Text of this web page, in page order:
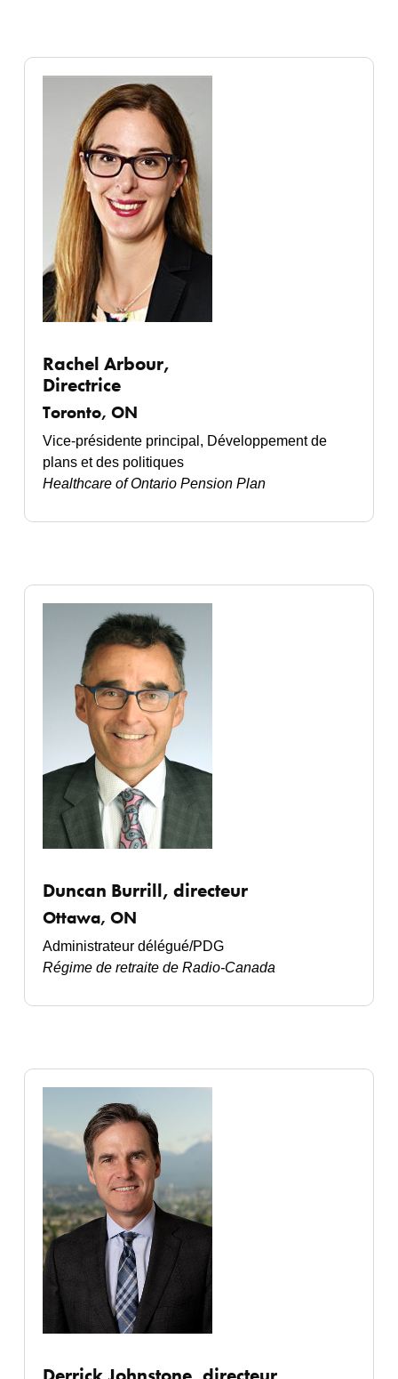
Rachel Arbour,
Directrice
Toronto, ON
Vice-présidente principal, Développement de
plans et des politiques
Healthcare of Ontario Pension Plan
Duncan Burrill, directeur
Ottawa, ON
Administrateur délégué/PDG
Régime de retraite de Radio-Canada